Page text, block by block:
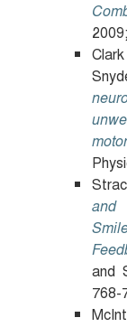
and
and
768-